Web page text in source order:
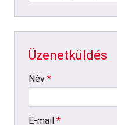
Üzenetküldés
Név *
E-mail *